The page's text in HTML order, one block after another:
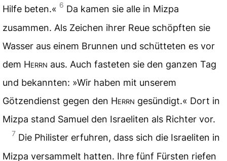
Hilfe beten.« 6 Da kamen sie alle in Mizpa
zusammen. Als Zeichen ihrer Reue schöpften sie
Wasser aus einem Brunnen und schütteten es vor
dem Herrn aus. Auch fasteten sie den ganzen Tag
und bekannten: »Wir haben mit unserem
Götzendienst gegen den Herrn gesündigt.« Dort in
Mizpa stand Samuel den Israeliten als Richter vor.
7 Die Philister erfuhren, dass sich die Israeliten in
Mizpa versammelt hatten. Ihre fünf Fürsten riefen